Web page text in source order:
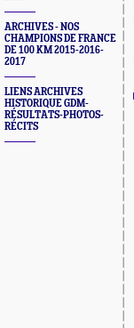
ARCHIVES - NOS
CHAMPIONS DE FRANCE
DE 100 KM 2015-2016-
2017
LIENS ARCHIVES
HISTORIQUE GDM-
RÉSULTATS-PHOTOS-
RÉCITS